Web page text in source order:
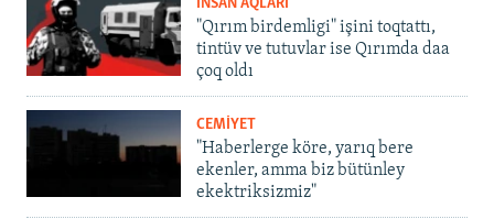
İNSAN AQLARI
"Qırım birdemligi" işini toqtattı,
tintüv ve tutuvlar ise Qırımda daa
çoq oldı
CEMİYET
"Haberlerge köre, yarıq bere
ekenler, amma biz bütünley
ekektriksizmiz"